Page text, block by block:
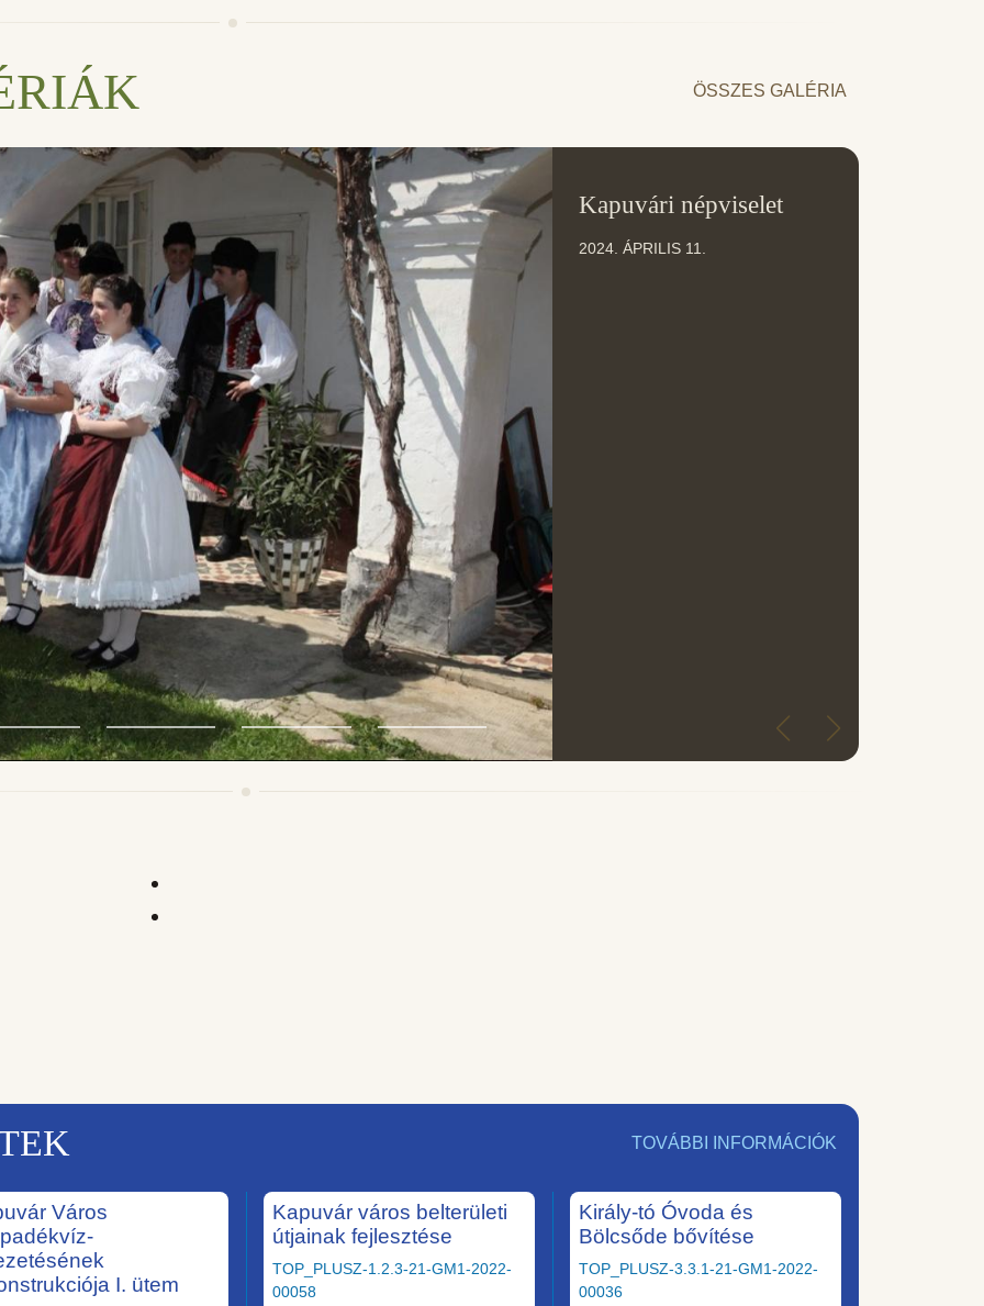
ÖSSZES GALÉRIA
Kapuvári népviselet
2024. ÁPRILIS 11.
TOVÁBBI INFORMÁCIÓK
Város
I. ütem
Kapuvár város belterületi
útjainak fejlesztése
TOP_PLUSZ-1.2.3-21-GM1-2022-
00058
Király-tó Óvoda és
Bölcsőde bővítése
TOP_PLUSZ-3.3.1-21-GM1-2022-
00036